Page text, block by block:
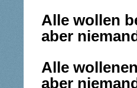
Alle wollen
aber
Alle
aber